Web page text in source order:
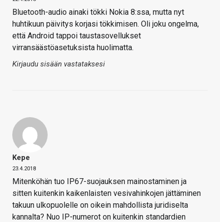
Bluetooth-audio ainaki tökki Nokia 8:ssa, mutta nyt
huhtikuun päivitys korjasi tökkimisen. Oli joku ongelma,
että Android tappoi taustasovellukset
virransäästöasetuksista huolimatta.
Kirjaudu sisään vastataksesi
Kepe
23.4.2018
Mitenköhän tuo IP67-suojauksen mainostaminen ja
sitten kuitenkin kaikenlaisten vesivahinkojen jättäminen
takuun ulkopuolelle on oikein mahdollista juridiselta
kannalta? Nuo IP-numerot on kuitenkin standardien